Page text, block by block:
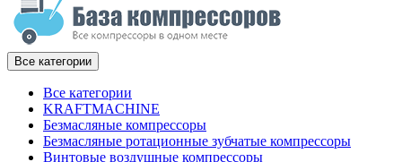
Все категории
Все категории
KRAFTMACHINE
Безмасляные компрессоры
Безмасляные ротационные зубчатые компрессоры
Винтовые воздушные компрессоры